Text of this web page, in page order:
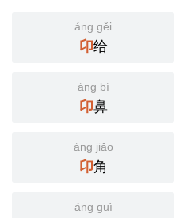
áng gěi
卬给
áng bí
卬鼻
áng jiǎo
卬角
áng guì